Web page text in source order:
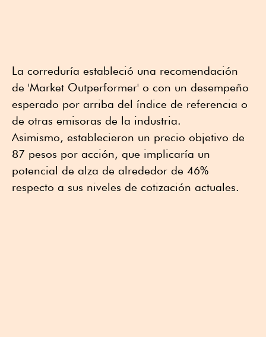
La correduría estableció una recomendación
de 'Market Outperformer' o con un desempeño
esperado por arriba del índice de referencia o
de otras emisoras de la industria.
Asimismo, establecieron un precio objetivo de
87 pesos por acción, que implicaría un
potencial de alza de alrededor de 46%
respecto a sus niveles de cotización actuales.